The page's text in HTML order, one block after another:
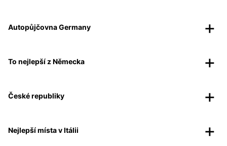
Autopůjčovna Germany
To nejlepší z Německa
České republiky
Nejlepší místa v Itálii